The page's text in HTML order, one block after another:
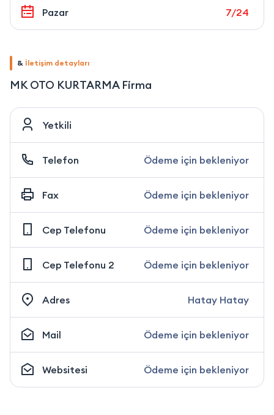
Pazar 7/24
& İletişim detayları
MK OTO KURTARMA Firma
Yetkili
Telefon Ödeme için bekleniyor
Fax Ödeme için bekleniyor
Cep Telefonu Ödeme için bekleniyor
Cep Telefonu 2 Ödeme için bekleniyor
Adres Hatay Hatay
Mail Ödeme için bekleniyor
Websitesi Ödeme için bekleniyor